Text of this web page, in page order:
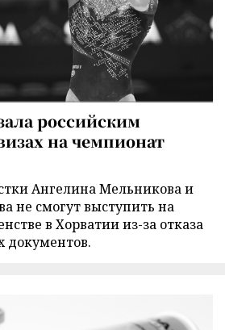
российским
на чемпионат
Ангелина Мельникова и
не смогут выступить на
в Хорватии из-за отказа
документов.